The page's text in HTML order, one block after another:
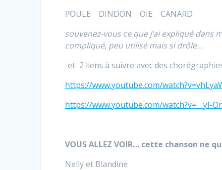
POULE DINDON OIE CANARD
souvenez-vous ce que j’ai expliqué dans
compliqué, peu utilisé mais si drôle…
-et 2 liens à suivre avec des
https://www.youtube.com/
https://www.youtube.com/watch?v=__yI-
VOUS ALLEZ VOIR… cette chanson
Nelly et Blandine